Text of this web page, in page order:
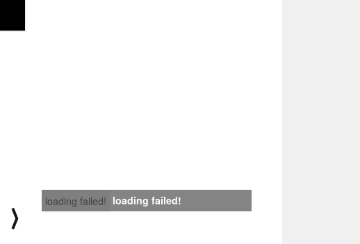
loading failed! loading failed!
⟩